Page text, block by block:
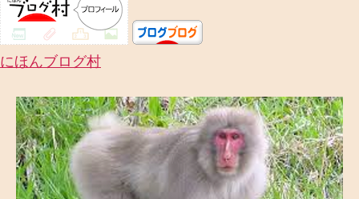
』
の
あ
き
関
係
へ
の
にほんブログ村